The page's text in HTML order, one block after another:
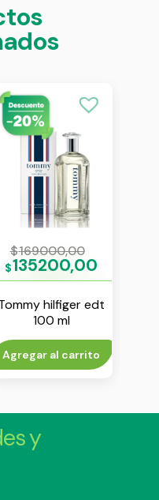
$169000,00
$135200,00
hilfiger edt
100 ml
Agregar al carrito
y